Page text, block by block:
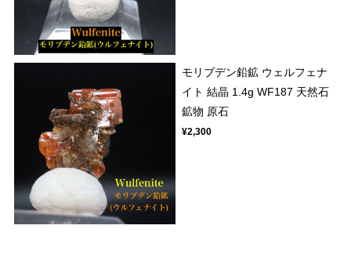
モリブデン鉛鉱 ウェルフェナ
イト 結晶 1.4g WF187 天然石
鉱物 原石
¥2,300